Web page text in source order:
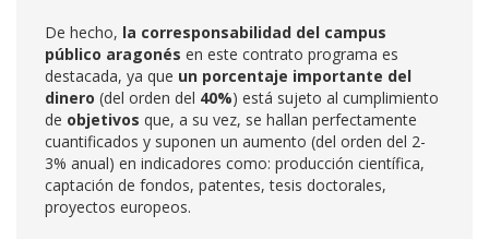
De hecho, la corresponsabilidad del campus
público aragonés en este contrato programa es
destacada, ya que un porcentaje importante del
dinero (del orden del 40%) está sujeto al cumplimiento
de objetivos que, a su vez, se hallan perfectamente
cuantificados y suponen un aumento (del orden del 2-
3% anual) en indicadores como: producción científica,
captación de fondos, patentes, tesis doctorales,
proyectos europeos.